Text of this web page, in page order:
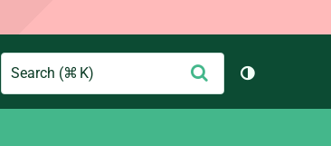
Search
交
切换主题